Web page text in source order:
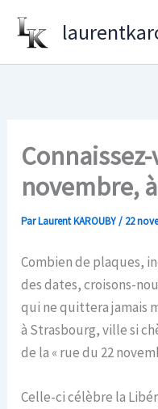
novembre,
ParLaurent KAROUBY/ 22
Combien de plaques,
des dates, croisons-
qui ne quittera jamais
à Strasbourg, ville si
de la « rue du 22
Celle-ci célèbre la